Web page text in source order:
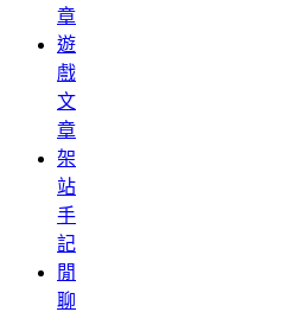
章
遊
戲
文
章
架
站
手
記
閒
聊